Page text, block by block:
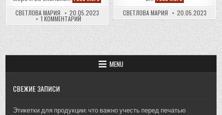
обновить
дачу
в
новом
сезоне.
6
простых
идей
::
РБК
Недвижимость
СВЕТЛОВА МАРИЯ 20.05.2023
на
отпуск:
сколько
стоит
арендовать
дом
на
Черном
море
::
Загород
::
СВЕТЛОВА МАРИЯ 20.05.2023
1 КОММЕНТАРИЙК
ЗАПИСИ
ЖИЛЬЕ
НА
ОТПУСК:
СКОЛЬКО
СТОИТ
АРЕНДОВАТЬ
НА
ЗАГОРОД
РБК
MENU
СВЕЖИЕ ЗАПИСИ
Этикетки для продукции: что важно учесть перед печатью